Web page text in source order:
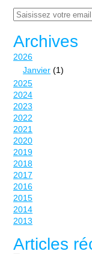
Email
Archives
2026
Janvier (1)
2025
2024
2023
2022
2021
2020
2019
2018
2017
2016
2015
2014
2013
Articles